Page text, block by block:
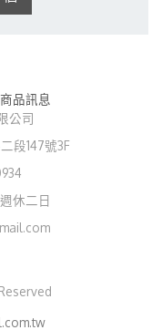
品訊息
公司
段147號3F
休二日